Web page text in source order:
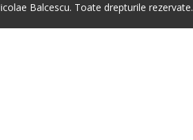
Balcescu. Toate drepturile rezervate.